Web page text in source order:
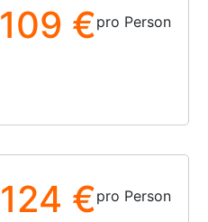
109 €pro Person
124 €pro Person